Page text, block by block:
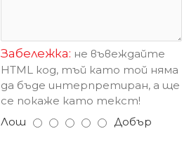
Забележка: не въвеждайте
HTML код, тъй като той няма
да бъде интерпретиран, а ще
се покаже като текст!
Лош Добър